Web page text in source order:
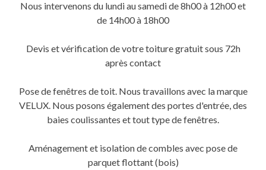
Nous intervenons du lundi au samedi de 8h00 à 12h00 et
de 14h00 à 18h00
Devis et vérification de votre toiture gratuit sous 72h
après contact
Pose de fenêtres de toit. Nous travaillons avec la marque
VELUX. Nous posons également des portes d'entrée, des
baies coulissantes et tout type de fenêtres.
Aménagement et isolation de combles avec pose de
parquet flottant (bois)